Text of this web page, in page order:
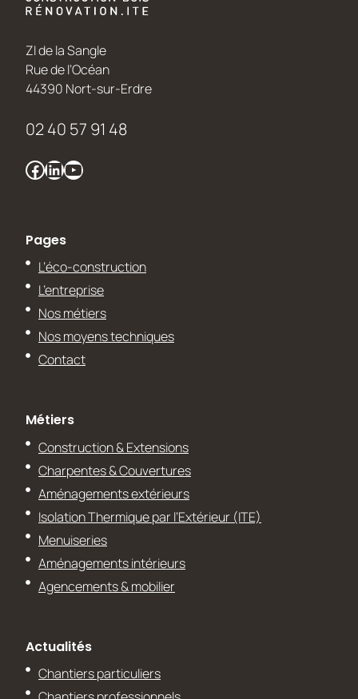
ZI de la Sangle
Rue de l’Océan
44390 Nort-sur-Erdre
02 40 57 91 48
Facebook
LinkedIn
YouTube
Pages
L’éco-construction
L’entreprise
Nos métiers
Nos moyens techniques
Contact
Métiers
Construction & Extensions
Charpentes & Couvertures
Aménagements extérieurs
Isolation Thermique par l’Extérieur (ITE)
Menuiseries
Aménagements intérieurs
Agencements & mobilier
Actualités
Chantiers particuliers